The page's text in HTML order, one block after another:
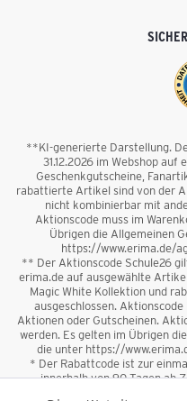
**KI-generierte Darstellung.
31.12.2026 im Webshop
Geschenkgutscheine,
rabattierte Artikel sind von der
nicht kombinierbar mit
Aktionscode muss im
Übrigen die Allgemeinen
https://www.erima.de/
** Der Aktionscode Schule26
erima.de auf ausgewählte
Magic White Kollektion und
ausgeschlossen.
Aktionen oder Gutscheinen.
werden. Es gelten im Übrigen
die unter https://
* Der Rabattcode ist zur
innerhalb von 90 Tagen ab